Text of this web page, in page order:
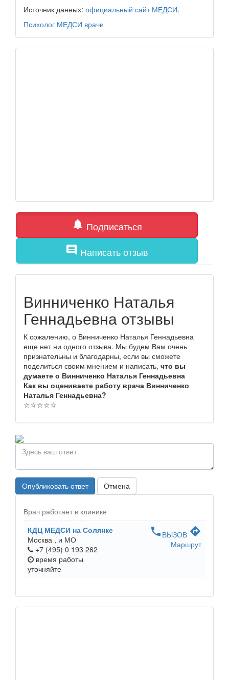
Источник данных: официальный сайт МЕДСИ.
Психолог МЕДСИ врачи
notifications Подписаться
comment Написать отзыв
Винниченко Наталья
Геннадьевна отзывы
К сожалению, о Винниченко Наталья Геннадьевна
еще нет ни одного отзыва. Мы будем Вам очень
признательны и благодарны, если вы сможете
поделиться своим мнением и написать, что вы
думаете о Винниченко Наталья Геннадьевна
Как вы оцениваете работу врача Винниченко
Наталья Геннадьевна?
☆☆☆☆☆
Опубликовать ответ Отмена
Врач работает в клинике
КДЦ МЕДСИ на Солянке
Москва , и МО
+7 (495) 0 193 262
время работы
уточняйте
phone ВЫЗОВ directions
Маршрут